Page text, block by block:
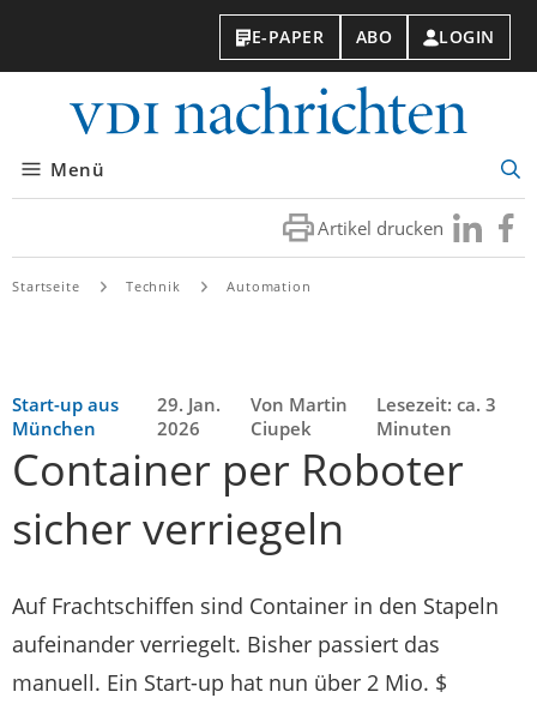
E-PAPER ABO LOGIN
Menü
Artikel drucken Besuchen
Sie
Sie
Startseite Technik Automation
Start-up aus
München
29. Jan.
2026
Von Martin
Ciupek
Lesezeit: ca. 3
Minuten
Container per Roboter
sicher verriegeln
Auf Frachtschiffen sind Container in den Stapeln
aufeinander verriegelt. Bisher passiert das
manuell. Ein Start-up hat nun über 2 Mio. $